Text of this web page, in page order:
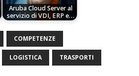
Aruba Cloud Server al
servizio di VDI, ERP e…
COMPETENZE
LOGISTICA TRASPORTI